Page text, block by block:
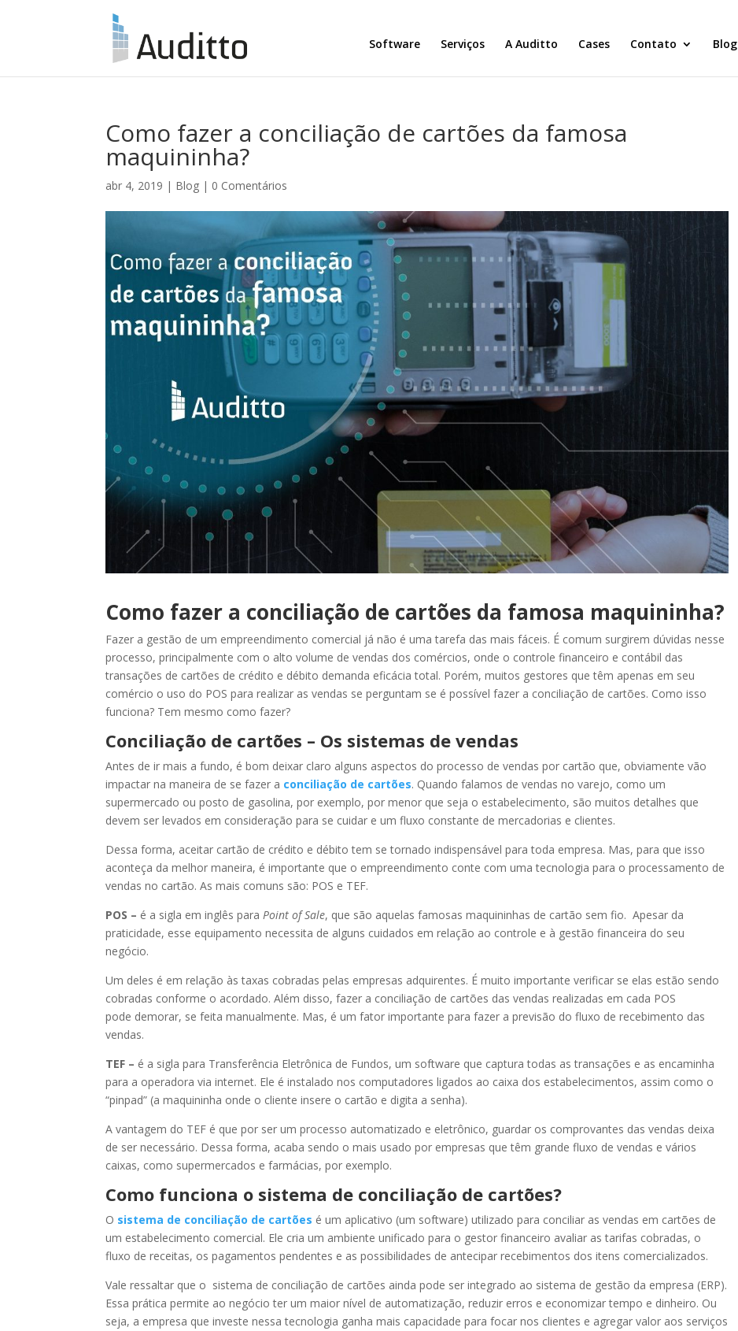
Software Serviços A Auditto Cases Contato Blog
Como fazer a conciliação de cartões da famosa
maquininha?
abr 4, 2019 | Blog | 0 Comentários
Como fazer a conciliação de cartões da famosa maquininha?
Fazer a gestão de um empreendimento comercial já não é uma tarefa das mais fáceis. É comum surgirem dúvidas nesse
processo, principalmente com o alto volume de vendas dos comércios, onde o controle financeiro e contábil das
transações de cartões de crédito e débito demanda eficácia total. Porém, muitos gestores que têm apenas em seu
comércio o uso do POS para realizar as vendas se perguntam se é possível fazer a conciliação de cartões. Como isso
funciona? Tem mesmo como fazer?
Conciliação de cartões – Os sistemas de vendas
Antes de ir mais a fundo, é bom deixar claro alguns aspectos do processo de vendas por cartão que, obviamente vão
impactar na maneira de se fazer a conciliação de cartões. Quando falamos de vendas no varejo, como um
supermercado ou posto de gasolina, por exemplo, por menor que seja o estabelecimento, são muitos detalhes que
devem ser levados em consideração para se cuidar e um fluxo constante de mercadorias e clientes.
Dessa forma, aceitar cartão de crédito e débito tem se tornado indispensável para toda empresa. Mas, para que isso
aconteça da melhor maneira, é importante que o empreendimento conte com uma tecnologia para o processamento de
vendas no cartão. As mais comuns são: POS e TEF.
POS – é a sigla em inglês paraPoint of Sale, que são aquelas famosas maquininhas de cartão sem fio. Apesar da
praticidade, esse equipamento necessita de alguns cuidados em relação ao controle e à gestão financeira do seu
negócio.
Um deles é em relação às taxas cobradas pelas empresas adquirentes. É muito importante verificar se elas estão sendo
cobradas conforme o acordado. Além disso, fazer a conciliação de cartões das vendas realizadas em cada POS
pode demorar, se feita manualmente. Mas, é um fator importante para fazer a previsão do fluxo de recebimento das
vendas.
TEF – é a sigla para Transferência Eletrônica de Fundos, um software que captura todas as transações e as encaminha
para a operadora via internet. Ele é instalado nos computadores ligados ao caixa dos estabelecimentos, assim como o
“pinpad” (a maquininha onde o cliente insere o cartão e digita a senha).
A vantagem do TEF é que por ser um processo automatizado e eletrônico, guardar os comprovantes das vendas deixa
de ser necessário. Dessa forma, acaba sendo o mais usado por empresas que têm grande fluxo de vendas e vários
caixas, como supermercados e farmácias, por exemplo.
Como funciona o sistema de conciliação de cartões?
O sistema de conciliação de cartões é um aplicativo (um software) utilizado para conciliar as vendas em cartões de
um estabelecimento comercial. Ele cria um ambiente unificado para o gestor financeiro avaliar as tarifas cobradas, o
fluxo de receitas, os pagamentos pendentes e as possibilidades de antecipar recebimentos dos itens comercializados.
Vale ressaltar que o sistema de conciliação de cartões ainda pode ser integrado ao sistema de gestão da empresa (ERP).
Essa prática permite ao negócio ter um maior nível de automatização, reduzir erros e economizar tempo e dinheiro. Ou
seja, a empresa que investe nessa tecnologia ganha mais capacidade para focar nos clientes e agregar valor aos serviços